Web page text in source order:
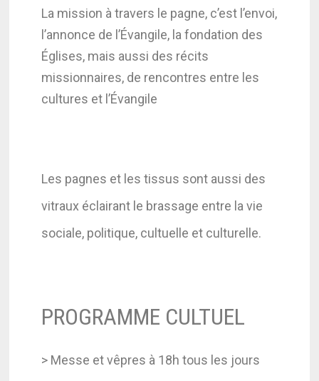
La mission à travers le pagne, c’est l’envoi,
l’annonce de l’Évangile, la fondation des
Églises, mais aussi des récits
missionnaires, de rencontres entre les
cultures et l’Évangile
Les pagnes et les tissus sont aussi des
vitraux éclairant le brassage entre la vie
sociale, politique, cultuelle et culturelle.
PROGRAMME CULTUEL
> Messe et vêpres à 18h tous les jours